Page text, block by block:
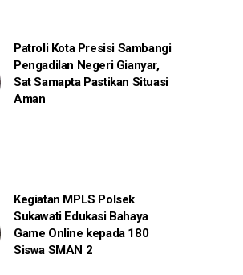
Patroli Kota Presisi Sambangi
Pengadilan Negeri Gianyar,
Sat Samapta Pastikan Situasi
Aman
Kegiatan MPLS Polsek
Sukawati Edukasi Bahaya
Game Online kepada 180
Siswa SMAN 2